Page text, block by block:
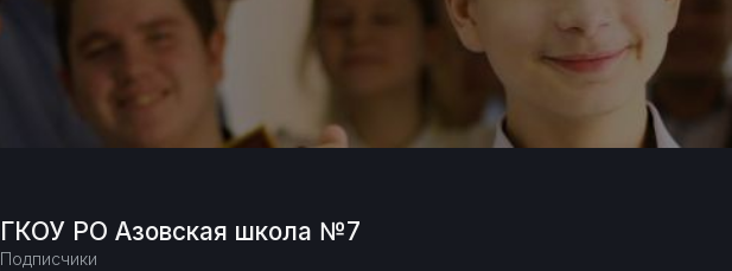
ГКОУ РО Азовская школа №7
Подписчики